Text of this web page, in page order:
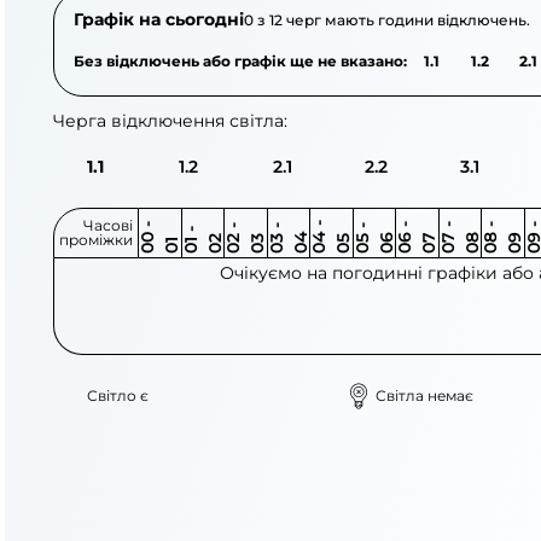
Графік на сьогодні0 з 12 черг мають години відключень.
Без відключень або графік ще не вказано: 1.1 1.2 2.1
Черга відключення світла:
1.1 1.2 2.1 2.2 3.1
Часові
проміжки 0
0
-
0 1 0
1
-
0 2 0 2
-
0 3 0 3
-
0 4 0 4
-
0 5 0 5
-
0 6 0 6
-
0 7 0 7
-
0 8 0 8
-
0 9 0
9
-
1
Очікуємо на погодинні графіки
Світло є Світла немає